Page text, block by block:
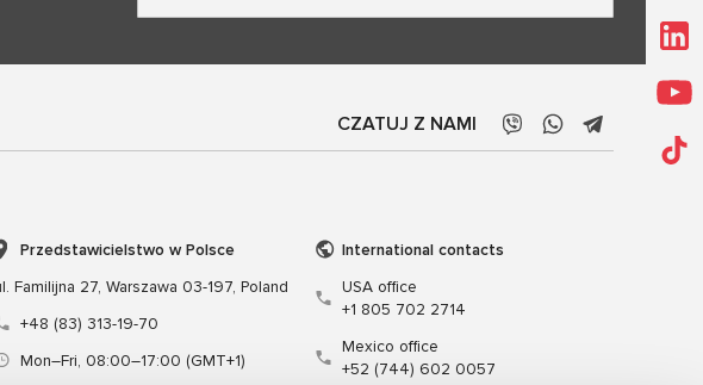
CZATUJ Z NAMI
Przedstawicielstwo w Polsce
Familijna 27, Warszawa 03-197, Poland
+48 (83) 313-19-70
Mon–Fri, 08:00–17:00 (GMT+1)
International contacts
USA office
+1 805 702 2714
Mexico office
+52 (744) 602 0057